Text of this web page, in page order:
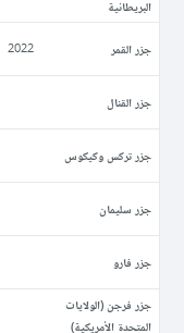
البريطانية
جزر القمر 2022
جزر القنال
جزر تركس وكيكوس
جزر سليمان
جزر فارو
جزر فرجن (الولايات
المتحدة الأمريكية)